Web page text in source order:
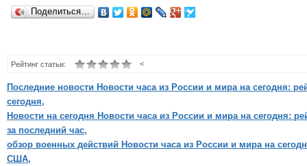
Поделиться…
<
Рейтинг статьи:
Последние новости Новости часа из России и мира на сегодня:
сегодня,
Новости на сегодня Новости часа из России и мира на сегодня:
за последний час,
обзор военных действий Новости часа из России и мира на
США,